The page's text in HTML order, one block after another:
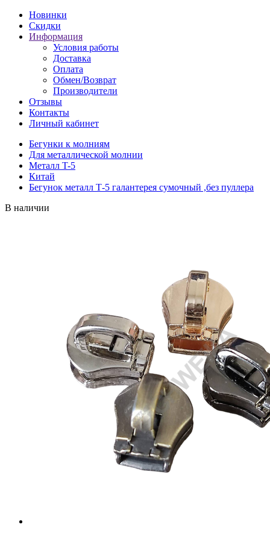
Новинки
Скидки
Информация
Условия работы
Доставка
Оплата
Обмен/Возврат
Производители
Отзывы
Контакты
Личный кабинет
Бегунки к молниям
Для металлической молнии
Металл T-5
Китай
Бегунок металл Т-5 галантерея сумочный ,без пуллера
В наличии